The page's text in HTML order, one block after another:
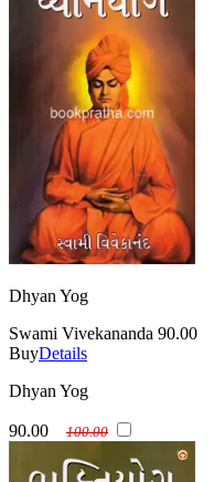
Dhyan Yog
Swami Vivekananda 90.00
BuyDetails
Dhyan Yog
90.00 100.00